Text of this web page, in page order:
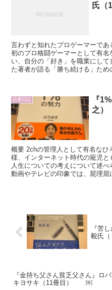
氏（
言わずと知れたプロゲーマーで
初のプロ格闘ゲーマーとして有
い、自分の「好き」を職業にし
た著者が語る「勝ち続ける」ため
読書日誌
『
之）
概要 2chの管理人として有名なひ
様、インターネット時代の寵児と
人生についての考えについて述
動画やテレビの印象では、屁理屈
『苦
毅氏（
『金持ち父さん貧乏父さん』ロバ
キヨサキ（11冊目） ￼